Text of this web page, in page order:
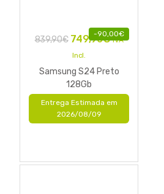
-90,00€
839,90€ 749,90€ IVA
Incl.
Samsung S24 Preto
128Gb
Entrega Estimada em
2026/08/09